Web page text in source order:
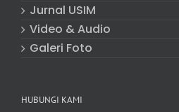
Jurnal USIM
Video & Audio
Galeri Foto
HUBUNGI KAMI